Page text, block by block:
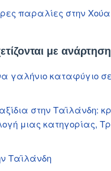
παραλίες στην Χούα
με ανάρτηση
γαλήνιο καταφύγιο
στην Ταϊλάνδη:
μιας κατηγορίας,
Ταϊλάνδη